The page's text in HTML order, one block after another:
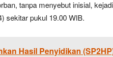
tanpa menyebut inisial,
sekitar pukul 19.00 WIB.
Hasil Penyidikan